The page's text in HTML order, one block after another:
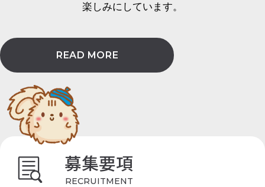
楽しみにしています。
READ MORE
募集要項
RECRUITMENT